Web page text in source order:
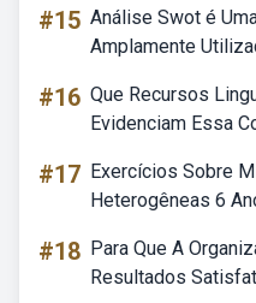
#15 Análise Swot é
Amplamente
#16 Que Recursos
Evidenciam Essa
#17 Exercícios Sobre
Heterogêneas 6
#18 Para Que A
Resultados